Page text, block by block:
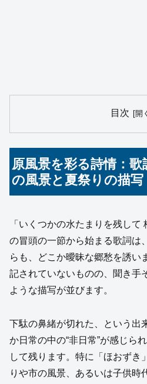
目次
原風景を彩る詩情：
の風景と夏祭りの描写
「いくつかの水たまりを残し
の冒頭の一節から始まる歌詞は
らも、どこか曖昧な郷愁を誘い
記されていないものの、聞き手
ような描写が並びます。
下駄の鼻緒が切れた、という出
か日常の中の“非日常”が感じら
して残ります。特に「ほおずき
りや市の風景、あるいは子供時